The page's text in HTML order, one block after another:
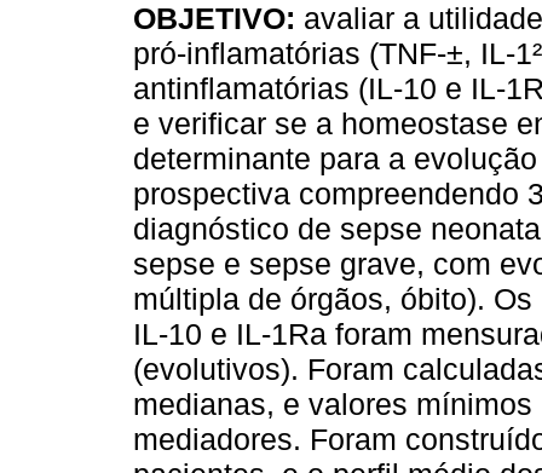
OBJETIVO: avaliar a
pró-inflamatórias (TNF-±, IL-
antinflamatórias (IL-10 e IL-
e verificar se a homeostase
determinante para a
prospectiva compreendendo
diagnóstico de sepse
sepse e sepse grave, com
múltipla de órgãos, óbito).
IL-10 e IL-1Ra foram
(evolutivos). Foram
medianas, e valores
mediadores. Foram